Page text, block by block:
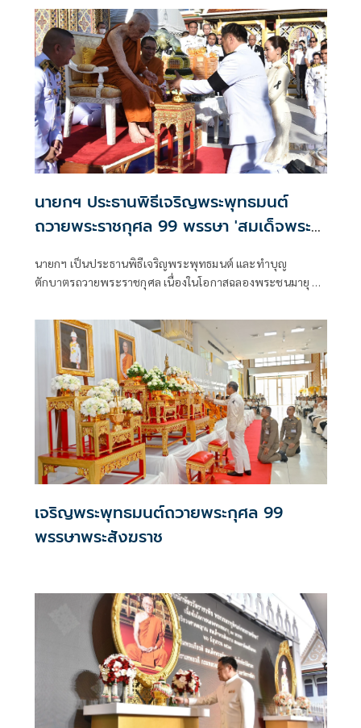
นายกฯ ประธานพิธีเจริญพระพุทธมนต์
ถวายพระราชกุศล 99 พรรษา 'สมเด็จพระ
สังฆราช'
นายกฯ เป็นประธานพิธีเจริญพระพุทธมนต์ และทำบุญ
ตักบาตรถวายพระราชกุศล เนื่องในโอกาสฉลองพระชนมายุ 99
เจริญพระพุทธมนต์ถวายพระกุศล 99
พรรษาพระสังฆราช